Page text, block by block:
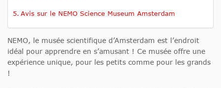
Avis sur le NEMO Science Museum Amsterdam
NEMO, le musée scientifique d’Amsterdam est l’endroit
idéal pour apprendre en s’amusant ! Ce musée offre une
expérience unique, pour les petits comme pour les grands
!